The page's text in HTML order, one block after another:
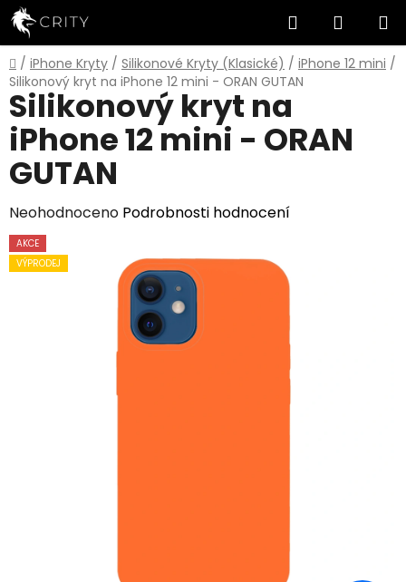
Přejít
na
obsah
Hledat
KOŠÍK
Domů
/ iPhone Kryty / Silikonové Kryty (Klasické) / iPhone 12 mini /
Silikonový kryt na iPhone 12 mini - ORAN GUTAN
Silikonový kryt na
iPhone 12 mini - ORAN
GUTAN
Průměrné
hodnocení
produktu
Neohodnoceno Podrobnosti hodnocení
AKCE
VÝPRODEJ